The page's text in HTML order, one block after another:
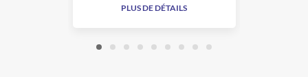
PLUS DE DÉTAILS